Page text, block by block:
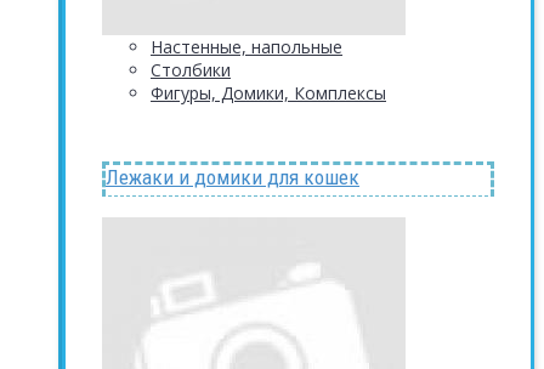
Настенные, напольные
Столбики
Фигуры, Домики, Комплексы
Лежаки и домики для кошек